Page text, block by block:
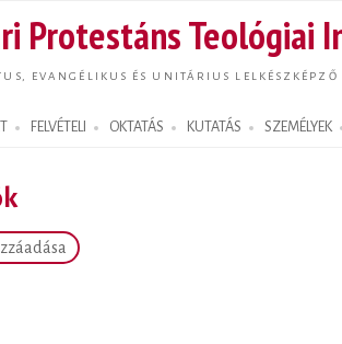
Protestáns Teológiai
EVANGÉLIKUS ÉS UNITÁRIUS LELKÉSZKÉPZŐ
FELVÉTELI OKTATÁS KUTATÁS SZEMÉLYEK